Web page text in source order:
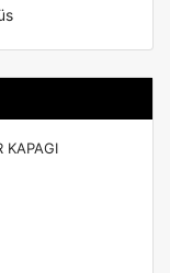
KAPAGI